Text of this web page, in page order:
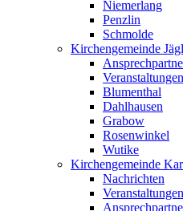
Niemerlang
Penzlin
Schmolde
Kirchengemeinde
Blumenthal
Dahlhausen
Grabow
Rosenwinkel
Wutike
Kirchengemeinde
Nachrichten
Veranstaltungen